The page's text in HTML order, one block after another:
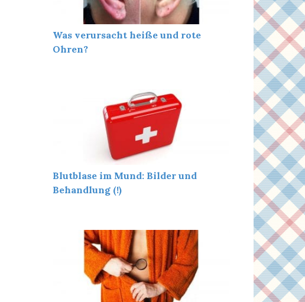
Was verursacht heiße und rote
Ohren?
Blutblase im Mund: Bilder und
Behandlung (!)